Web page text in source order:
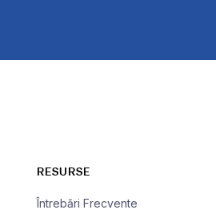
RESURSE
Întrebări Frecvente